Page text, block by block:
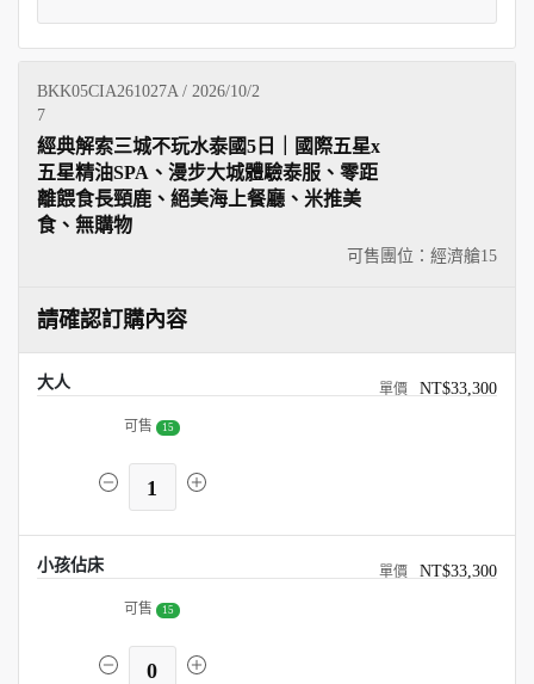
BKK05CIA261027A / 2026/10/2
7
可售團位：經濟艙15
經典解索三城不玩水泰國5日｜國際五星x
五星精油SPA、漫步大城體驗泰服、零距
離餵食長頸鹿、絕美海上餐廳、米推美
食、無購物
請確認訂購內容
大人 NT$33,300
可售 15
1
小孩佔床 NT$33,300
可售 15
0